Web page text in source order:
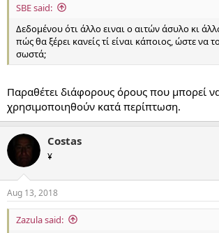
SBE said:
Δεδομένου ότι άλλο ειναι ο αιτών άσυλο κι
πώς θα ξέρει κανείς τί είναι κάποιος, ώστε να
σωστά;
Παραθέτει διάφορους όρους που μπορεί
χρησιμοποιηθούν κατά περίπτωση.
Costas
¥
Aug 13, 2018
Zazula said: